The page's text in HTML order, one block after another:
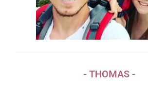
- THOMAS -